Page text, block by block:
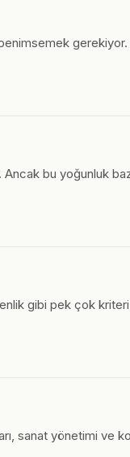
benimsemek
Ancak bu yoğunluk
gibi pek çok
sanat yönetimi ve